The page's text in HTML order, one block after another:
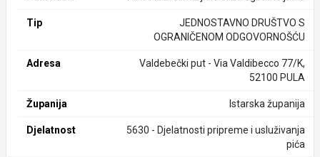
Tip
JEDNOSTAVNO DRUŠTVO S
OGRANIČENOM ODGOVORNOŠĆU
Adresa
Valdebečki put - Via Valdibecco 77/K,
52100 PULA
Županija Istarska županija
Djelatnost
5630 - Djelatnosti pripreme i usluživanja
pića